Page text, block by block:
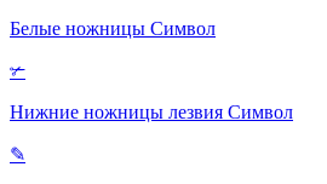
Белые ножницы Символ
✃
Нижние ножницы лезвия Символ
✎